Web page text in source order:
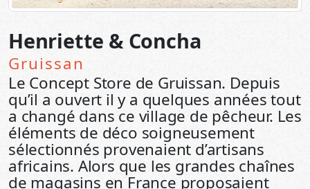
Henriette & Concha
Gruissan
Le Concept Store de Gruissan. Depuis
qu’il a ouvert il y a quelques années tout
a changé dans ce village de pêcheur. Les
éléments de déco soigneusement
sélectionnés provenaient d’artisans
africains. Alors que les grandes chaînes
de magasins en France proposaient